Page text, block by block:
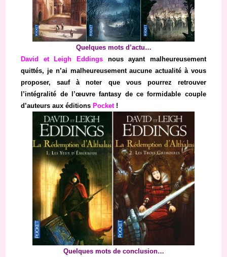
Quelques mots d’actu…
David et Leigh Eddings nous ayant malheureusement
quittés, je n’ai malheureusement aucune actualité à vous
proposer, sauf à noter que vous pourrez retrouver
l’intégralité de l’œuvre fantasy de ce formidable couple
d’auteurs aux éditions Pocket !
Quelques mots de conclusion…